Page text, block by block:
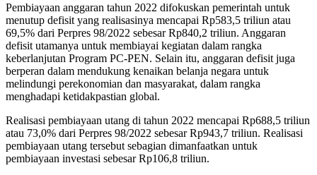
Pembiayaan anggaran tahun 2022 difokuskan pemerintah untuk
menutup defisit yang realisasinya mencapai Rp583,5 triliun atau
69,5% dari Perpres 98/2022 sebesar Rp840,2 triliun. Anggaran
defisit utamanya untuk membiayai kegiatan dalam rangka
keberlanjutan Program PC-PEN. Selain itu, anggaran defisit juga
berperan dalam mendukung kenaikan belanja negara untuk
melindungi perekonomian dan masyarakat, dalam rangka
menghadapi ketidakpastian global.
Realisasi pembiayaan utang di tahun 2022 mencapai Rp688,5 triliun
atau 73,0% dari Perpres 98/2022 sebesar Rp943,7 triliun. Realisasi
pembiayaan utang tersebut sebagian dimanfaatkan untuk
pembiayaan investasi sebesar Rp106,8 triliun.